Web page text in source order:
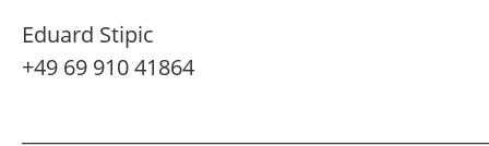
Eduard Stipic
+49 69 910 41864